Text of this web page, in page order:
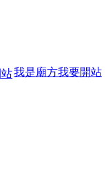
我是廟方我要開站